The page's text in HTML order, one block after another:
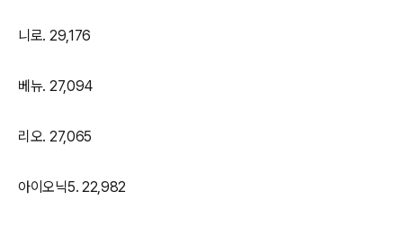
니로. 29,176
베뉴. 27,094
리오. 27,065
아이오닉5. 22,982